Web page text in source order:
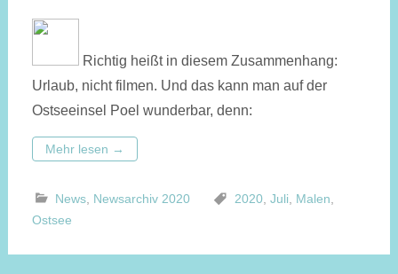
Richtig heißt in diesem Zusammenhang:
Urlaub, nicht filmen. Und das kann man auf der
Ostseeinsel Poel wunderbar, denn:
Mehr lesen →
News, Newsarchiv 2020 2020, Juli Malen
Ostsee